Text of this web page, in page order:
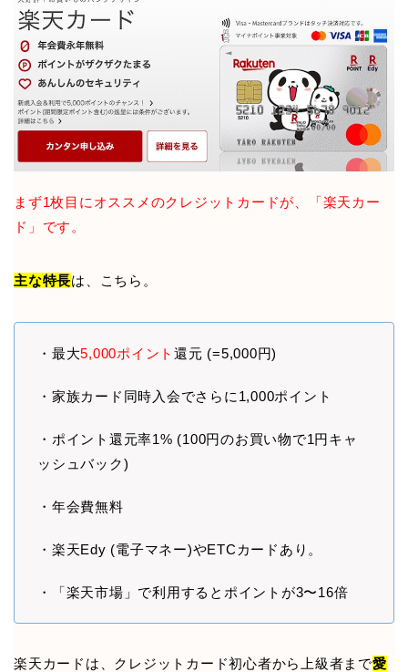
まず1枚目にオススメのクレジットカードが、「楽天カー
ド」です。
主な特長は、こちら。
・最大5,000ポイント還元 (=5,000円)
・家族カード同時入会でさらに1,000ポイント
・ポイント還元率1% (100円のお買い物で1円キャ
ッシュバック)
・年会費無料
・楽天Edy (電子マネー)やETCカードあり。
・「楽天市場」で利用するとポイントが3〜16倍
楽天カードは、クレジットカード初心者から上級者まで愛